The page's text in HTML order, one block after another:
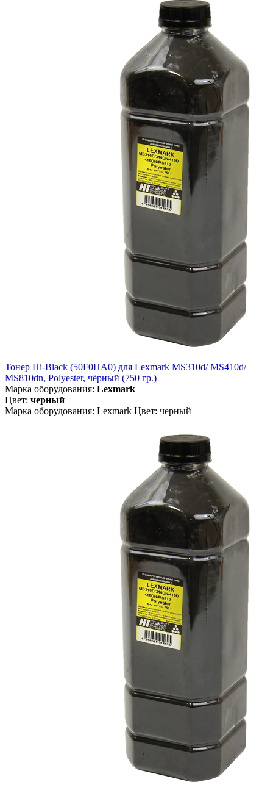
Тонер Hi-Black (50F0HA0) для Lexmark MS310d/ MS410d/
MS810dn, Polyester, чёрный (750 гр.)
Марка оборудования: Lexmark
Цвет: черный
Марка оборудования: Lexmark Цвет: черный